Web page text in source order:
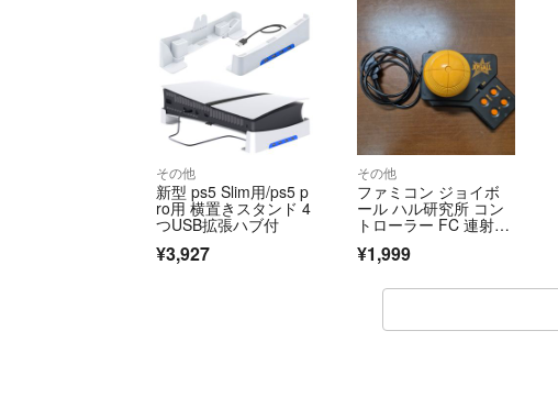
その他
新型 ps5 Slim用/ps5 p
ro用 横置きスタンド 4
つUSB拡張ハブ付
¥3,927
その他
ファミコン ジョイボ
ール ハル研究所 コン
トローラー FC 連射キ
ー 連射
¥1,999